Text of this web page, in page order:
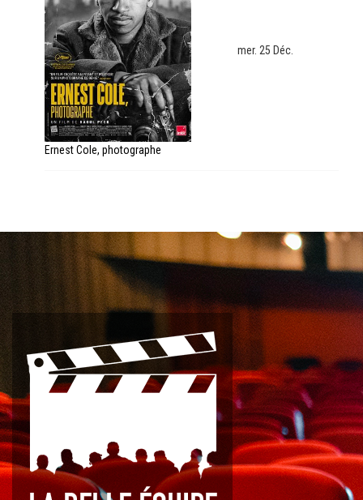
Ernest Cole, photographe
mer. 25 Déc.